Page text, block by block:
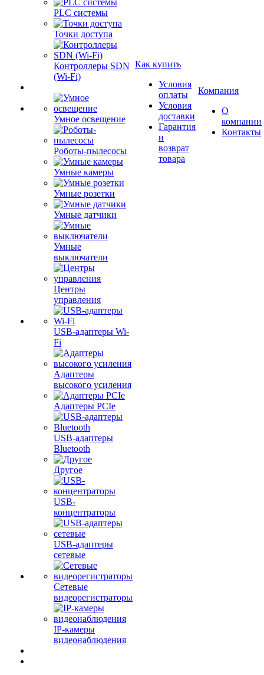
PLC системы
Точки доступа
Контроллеры SDN
(Wi-Fi)
Умное освещение
Роботы-пылесосы
Умные камеры
Умные розетки
Умные датчики
Умные
выключатели
Центры
управления
USB-адаптеры Wi-
Fi
Адаптеры
высокого усиления
Адаптеры PCIe
USB-адаптеры
Bluetooth
Другое
USB-
концентраторы
USB-адаптеры
сетевые
Сетевые
видеорегистраторы
IP-камеры
видеонаблюдения
Как купить
Условия
оплаты
Условия
доставки
Гарантия
и
возврат
товара
Компания
О
компании
Контакты